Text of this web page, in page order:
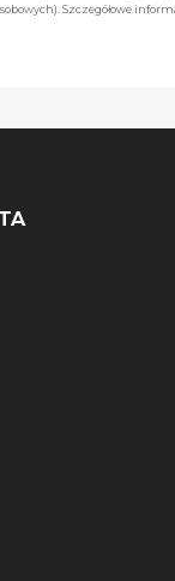
Szczegółowe